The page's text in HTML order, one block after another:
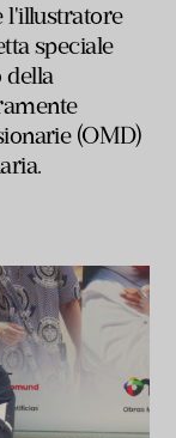
l'illustratore
speciale
della
(OMD)